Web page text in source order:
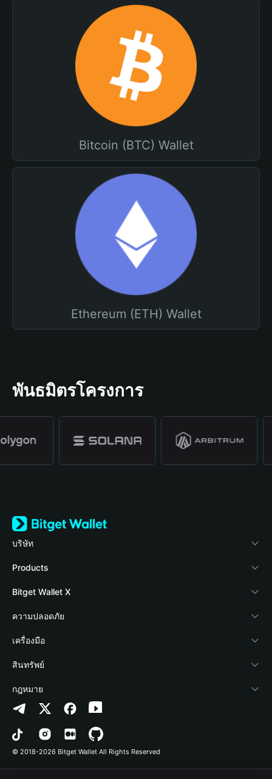
Bitcoin (BTC) Wallet
Ethereum (ETH) Wallet
พันธมิตรโครงการ
บริษัท
เกี่ยวกับ Bitget Wallet
Blog
Academy
ข่าวสารด้านคริปโต
ศูนย์ช่วยเหลือ
ติดต่อเรา
ทรัพยากรข้อมูลของแบรนด์
อาชีพ
Products
Crypto Card
Stablecoin Earn
Payfi Crypto
Crypto Swap API
Altcoin Season Index
Prediction Markets
DApp
Bitget Wallet X
นักพัฒนา
เชื่อมต่อ Wallet
Bitget Wallet Pay
ลิสต์โปรเจกต์
ความปลอดภัย
Protection Fund
เทคโนโลยีความปลอดภัย
เครื่องมือ
ซื้อคริปโต
การตรวจจับการอนุญาต
การตรวจจับสัญญา
การโอนเป็นชุด
สินทรัพย์
Arbitrum
Avalanche
Bitcoin
กฎหมาย
นโยบายความเป็นส่วนตัว
ข้อตกลงในการใช้บริการ
© 2018-2026 Bitget Wallet All Rights Reserved